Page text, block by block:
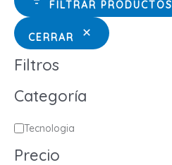
FILTRAR PRODUCTOS
CERRAR
Filtros
Categoría
C
a
Tecnologia
Precio